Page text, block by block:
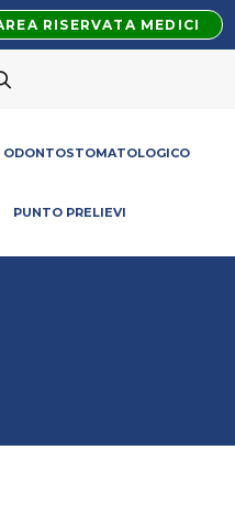
RISERVATA MEDICI
ODONTOSTOMATOLOGICO
PUNTO PRELIEVI